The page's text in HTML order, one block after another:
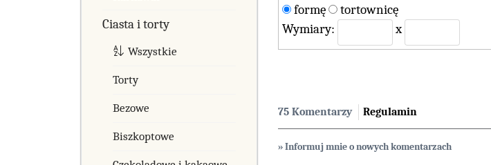
Ciasta i torty
Wszystkie
Torty
Bezowe
Biszkoptowe
formę
tortownicę
Wymiary:
x
75 Komentarzy Regulamin
» Informuj mnie o nowych komentarzach